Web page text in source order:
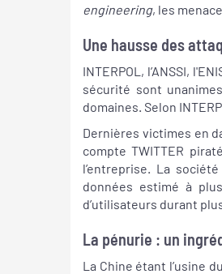
engineering, les
Une hausse des
INTERPOL, l’ANSSI,
sécurité sont
domaines. Selon
Dernières victimes en
compte TWITTER
l’entreprise. La
données estimé à
d’utilisateurs durant
La pénurie : un
La Chine étant l’usine